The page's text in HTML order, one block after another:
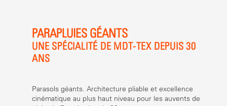
PARAPLUIES GÉANTS
UNE SPÉCIALITÉ DE MDT-TEX DEPUIS 30
ANS
Parasols géants. Architecture pliable et excellence
cinématique au plus haut niveau pour les auvents de